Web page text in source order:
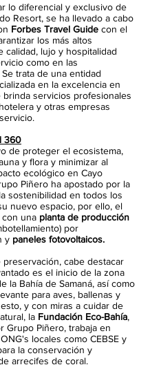
lo diferencial y exclusivo de
Resort, se ha llevado a cabo
Forbes Travel Guide con el
los más altos
calidad, lujo y hospitalidad
como en las
trata de una entidad
en la excelencia en
brinda servicios profesionales
y otras empresas
360
de proteger el ecosistema,
y flora y minimizar al
ecológico en Cayo
Piñero ha apostado por la
sostenibilidad en todos los
nuevo espacio, por ello, el
una planta de producción
por
y paneles fotovoltaicos.
preservación, cabe destacar
es el inicio de la zona
la Bahía de Samaná, así como
para aves, ballenas y
y con miras a cuidar de
la Fundación Eco-Bahía,
Grupo Piñero, trabaja en
locales como CEBSE y
la conservación y
arrecifes de coral.